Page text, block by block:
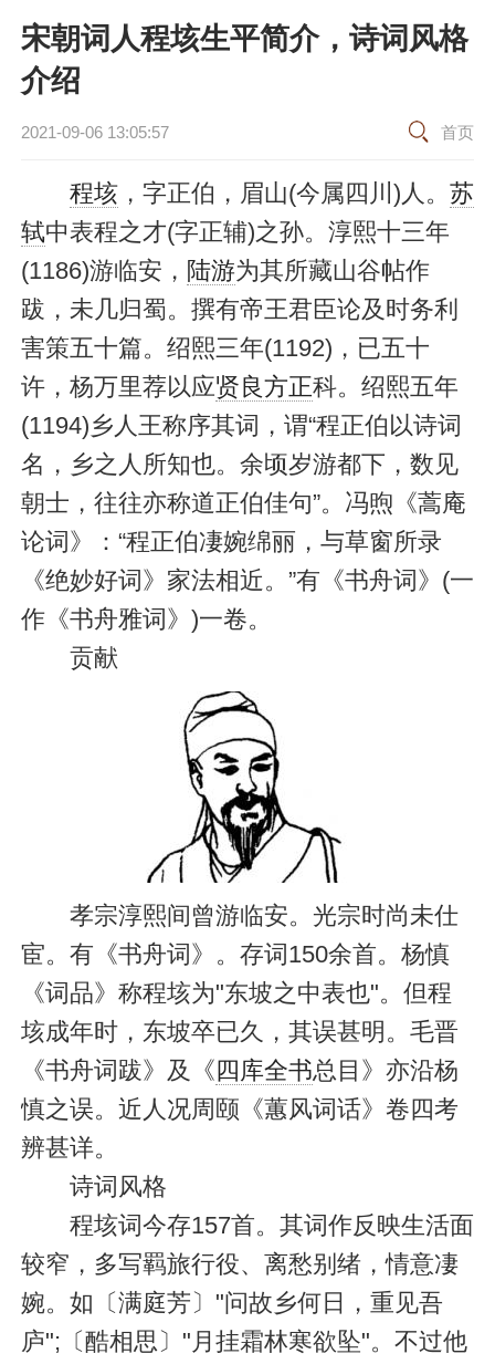
宋朝词人程垓生平简介，诗词风格
介绍
2021-09-06 13:05:57 首页
程垓，字正伯，眉山(今属四川)人。 苏
轼中表程之才(字正辅)之孙。淳熙十三年
(1186)游临安， 陆游为其所藏山谷帖作
跋，未几归蜀。撰有帝王君臣论及时务利
害策五十篇。绍熙三年(1192)，已五十
许，杨万里荐以应贤良方正科。绍熙五年
(1194)乡人王称序其词，谓“程正伯以诗词
名，乡之人所知也。余顷岁游都下，数见
朝士，往往亦称道正伯佳句”。冯煦《蒿庵
论词》：“程正伯凄婉绵丽，与草窗所录
《绝妙好词》家法相近。”有《书舟词》(一
作《书舟雅词》)一卷。
贡献
孝宗淳熙间曾游临安。光宗时尚未仕
宦。有《书舟词》。存词150余首。杨慎
《词品》称程垓为"东坡之中表也"。但程
垓成年时，东坡卒已久，其误甚明。毛晋
《书舟词跋》及《四库全书总目》亦沿杨
慎之误。近人况周颐《蕙风词话》卷四考
辨甚详。
诗词风格
程垓词今存157首。其词作反映生活面
较窄，多写羁旅行役、离愁别绪，情意凄
婉。如〔满庭芳〕"问故乡何日，重见吾
庐";〔酷相思〕"月挂霜林寒欲坠"。不过他